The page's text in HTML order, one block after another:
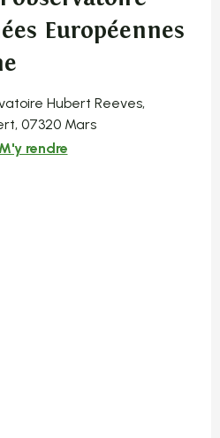
Européennes
Hubert Reeves,
07320 Mars
M'y rendre